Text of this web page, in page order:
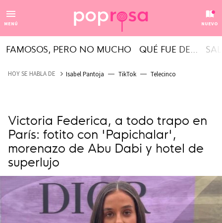
MENÚ NUEVO
FAMOSOS, PERO NO MUCHO QUÉ FUE DE...
HOY SE HABLA DE Isabel Pantoja TikTok Telecinco
Victoria Federica, a todo trapo en
París: fotito con 'Papichalar',
morenazo de Abu Dabi y hotel de
superlujo